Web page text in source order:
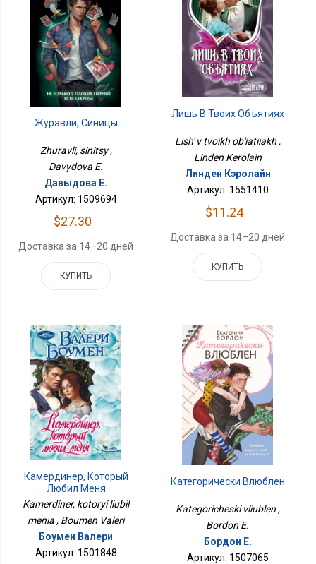
Журавли, Синицы
Zhuravli, sinitsy ,
Davydova E.
Давыдова Е.
Артикул: 1509694
$27.30
Доставка за 14–20 дней
КУПИТЬ
Лишь В Твоих Объятиях
Lish' v tvoikh ob'iatiiakh ,
Linden Kerolain
Линден Кэролайн
Артикул: 1551410
$11.24
Доставка за 14–20 дней
КУПИТЬ
Камердинер, Который
Любил Меня
Kamerdiner, kotoryi liubil
menia , Boumen Valeri
Боумен Валери
Артикул: 1501848
Категорически Влюблен
Kategoricheski vliublen ,
Bordon E.
Бордон Е.
Артикул: 1507065